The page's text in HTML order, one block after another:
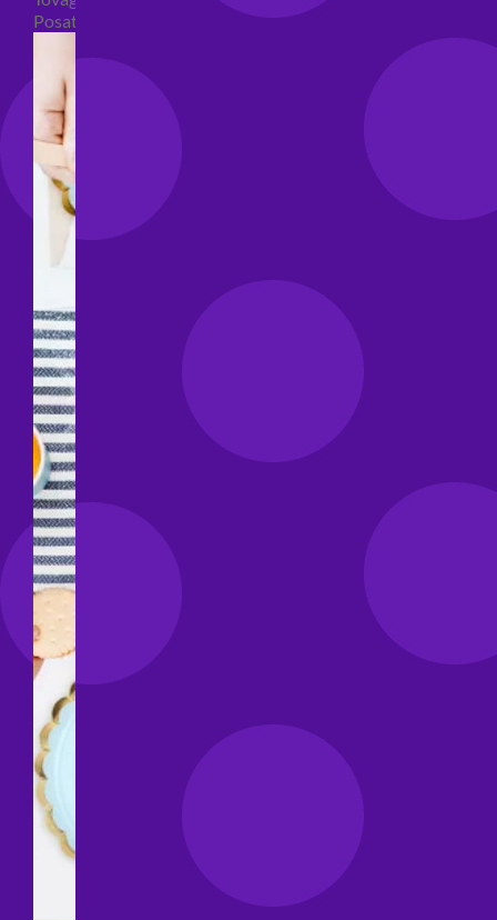
Posate per feste